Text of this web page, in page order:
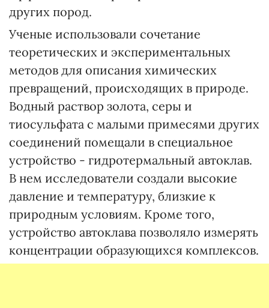
других пород.
Ученые использовали сочетание
теоретических и экспериментальных
методов для описания химических
превращений, происходящих в природе.
Водный раствор золота, серы и
тиосульфата с малыми примесями других
соединений помещали в специальное
устройство - гидротермальный автоклав.
В нем исследователи создали высокие
давление и температуру, близкие к
природным условиям. Кроме того,
устройство автоклава позволяло измерять
концентрации образующихся комплексов.